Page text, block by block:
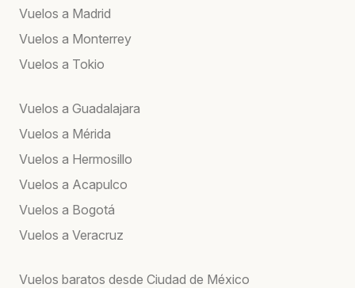
Vuelos a Madrid
Vuelos a Monterrey
Vuelos a Tokio
Vuelos a Guadalajara
Vuelos a Mérida
Vuelos a Hermosillo
Vuelos a Acapulco
Vuelos a Bogotá
Vuelos a Veracruz
Vuelos baratos desde Ciudad de México